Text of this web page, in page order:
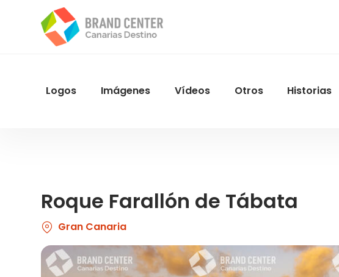
contenido
Menu
Logos Imágenes Vídeos Otros Historias
Roque Farallón de Tábata
Gran Canaria